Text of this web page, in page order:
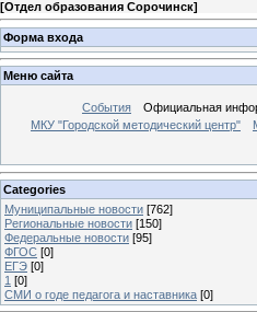
[Отдел образования Сорочинск]
Форма входа
Меню сайта
События Официальная
МКУ "Городской методический центр"
Categories
Муниципальные новости [762]
Региональные новости [150]
Федеральные новости [95]
ФГОС [0]
ЕГЭ [0]
1 [0]
СМИ о годе педагога и наставника [0]